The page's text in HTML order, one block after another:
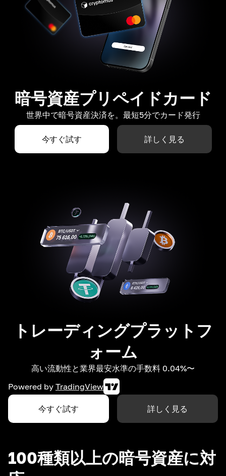
暗号資産プリペイドカード
世界中で暗号資産決済を。最短5分でカード発行
今すぐ試す 詳しく見る
トレーディングプラットフ
ォーム
高い流動性と業界最安水準の手数料 0.04%〜
Powered by TradingView
今すぐ試す 詳しく見る
100種類以上の暗号資産に対